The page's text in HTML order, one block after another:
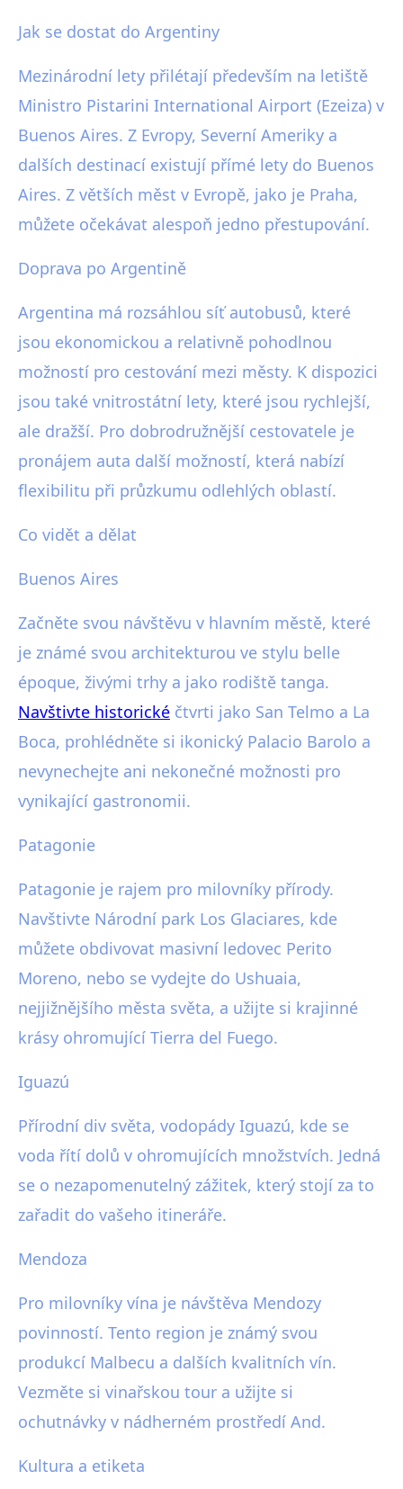
Jak se dostat do Argentiny
Mezinárodní lety přilétají především na letiště
Ministro Pistarini International Airport (Ezeiza) v
Buenos Aires. Z Evropy, Severní Ameriky a
dalších destinací existují přímé lety do Buenos
Aires. Z větších měst v Evropě, jako je Praha,
můžete očekávat alespoň jedno přestupování.
Doprava po Argentině
Argentina má rozsáhlou síť autobusů, které
jsou ekonomickou a relativně pohodlnou
možností pro cestování mezi městy. K dispozici
jsou také vnitrostátní lety, které jsou rychlejší,
ale dražší. Pro dobrodružnější cestovatele je
pronájem auta další možností, která nabízí
flexibilitu při průzkumu odlehlých oblastí.
Co vidět a dělat
Buenos Aires
Začněte svou návštěvu v hlavním městě, které
je známé svou architekturou ve stylu belle
époque, živými trhy a jako rodiště tanga.
Navštivte historické čtvrti jako San Telmo a La
Boca, prohlédněte si ikonický Palacio Barolo a
nevynechejte ani nekonečné možnosti pro
vynikající gastronomii.
Patagonie
Patagonie je rajem pro milovníky přírody.
Navštivte Národní park Los Glaciares, kde
můžete obdivovat masivní ledovec Perito
Moreno, nebo se vydejte do Ushuaia,
nejjižnějšího města světa, a užijte si krajinné
krásy ohromující Tierra del Fuego.
Iguazú
Přírodní div světa, vodopády Iguazú, kde se
voda řítí dolů v ohromujících množstvích. Jedná
se o nezapomenutelný zážitek, který stojí za to
zařadit do vašeho itineráře.
Mendoza
Pro milovníky vína je návštěva Mendozy
povinností. Tento region je známý svou
produkcí Malbecu a dalších kvalitních vín.
Vezměte si vinařskou tour a užijte si
ochutnávky v nádherném prostředí And.
Kultura a etiketa